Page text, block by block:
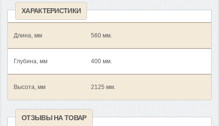
ХАРАКТЕРИСТИКИ
Длина, мм 560 мм.
Глубина, мм 400 мм.
Высота, мм 2125 мм.
ОТЗЫВЫ НА ТОВАР